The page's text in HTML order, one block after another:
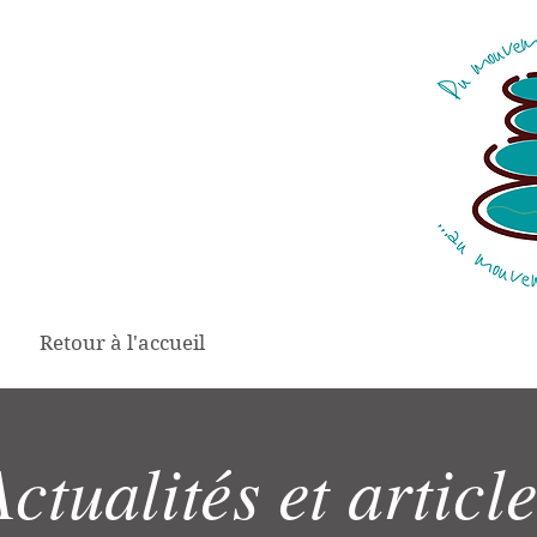
Retour à l'accueil
et